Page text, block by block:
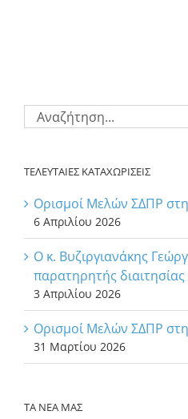
Αναζήτηση
για:
ΤΕΛΕΥΤΑΙΕΣ ΚΑΤΑΧΩΡΙΣΕΙΣ
Ορισμοί Μελών ΣΔΠΡ
6 Απριλίου 2026
Ο κ. Βυζιργιανάκης
παρατηρητής διαιτησίας
3 Απριλίου 2026
Ορισμοί Μελών ΣΔΠΡ
31 Μαρτίου 2026
ΤΑ ΝΕΑ ΜΑΣ